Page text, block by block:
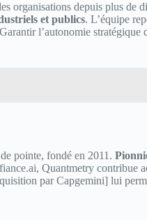
organisations depuis plus de
et publics. L’équipe
l’autonomie stratégique
pointe, fondé en 2011.
Quantmetry contribue
par Capgemini] lui